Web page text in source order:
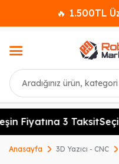
🔥 1.500TL
Ara
Fiyatına 3 TaksitSeçili
Anasayfa 3D Yazıcı - CNC